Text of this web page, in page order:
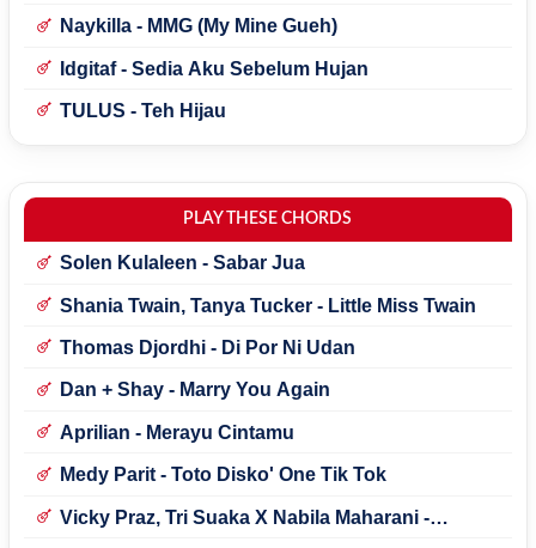
Naykilla - MMG (My Mine Gueh)
Idgitaf - Sedia Aku Sebelum Hujan
TULUS - Teh Hijau
PLAY THESE CHORDS
Solen Kulaleen - Sabar Jua
Shania Twain, Tanya Tucker - Little Miss Twain
Thomas Djordhi - Di Por Ni Udan
Dan + Shay - Marry You Again
Aprilian - Merayu Cintamu
Medy Parit - Toto Disko' One Tik Tok
Vicky Praz, Tri Suaka X Nabila Maharani -